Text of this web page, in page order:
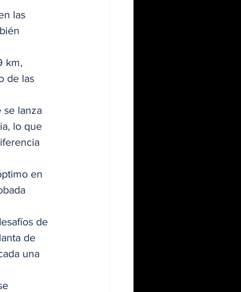
las
km,
de las
se lanza
lo que
en
de
de
una